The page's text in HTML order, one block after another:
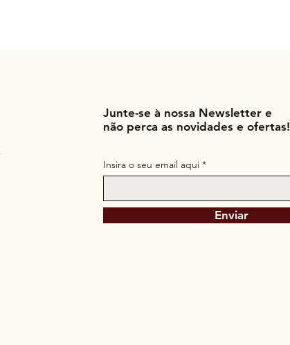
Junte-se à nossa Newsletter e
não perca as novidades e ofertas!
Insira o seu email aqui
Enviar